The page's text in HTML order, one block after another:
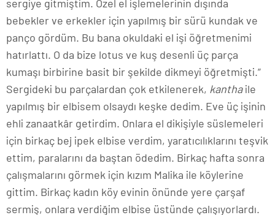
sergiye gitmiştim. Özel el işlemelerinin dışında
bebekler ve erkekler için yapılmış bir sürü kundak ve
panço gördüm. Bu bana okuldaki el işi öğretmenimi
hatırlattı. O da bize lotus ve kuş desenli üç parça
kumaşı birbirine basit bir şekilde dikmeyi öğretmişti.”
Sergideki bu parçalardan çok etkilenerek, kanthaile
yapılmış bir elbisem olsaydı keşke dedim. Eve üç işinin
ehli zanaatkâr getirdim. Onlara el dikişiyle süslemeleri
için birkaç bej ipek elbise verdim, yaratıcılıklarını teşvik
ettim, paralarını da baştan ödedim. Birkaç hafta sonra
çalışmalarını görmek için kızım Malika ile köylerine
gittim. Birkaç kadın köy evinin önünde yere çarşaf
sermiş, onlara verdiğim elbise üstünde çalışıyorlardı.